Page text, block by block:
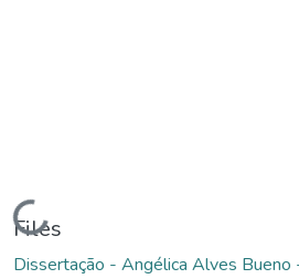
Loading...
Files
Dissertação - Angélica Alves